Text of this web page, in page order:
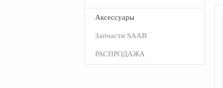
Аксессуары
Запчасти SAAB
РАСПРОДАЖА